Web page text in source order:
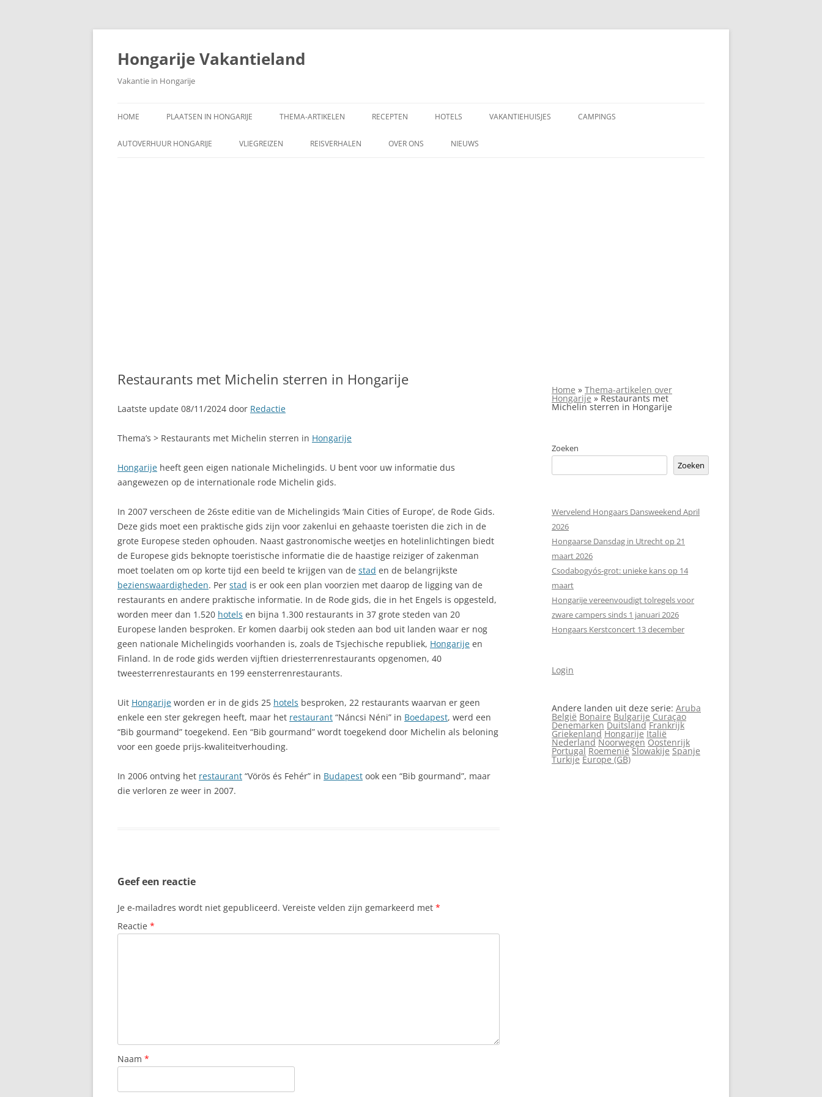
Ga
inhoud
Hongarije Vakantieland
Vakantie in Hongarije
HOME PLAATSEN IN HONGARIJE THEMA-ARTIKELEN RECEPTEN HOTELS VAKANTIEHUISJES CAMPINGS
AUTOVERHUUR HONGARIJE VLIEGREIZEN REISVERHALEN OVER ONS NIEUWS
Restaurants met Michelin sterren in Hongarije
Laatste update 08/11/2024 door Redactie
Thema’s > Restaurants met Michelin sterren in Hongarije
Hongarije heeft geen eigen nationale Michelingids. U bent voor uw informatie dus
aangewezen op de internationale rode Michelin gids.
In 2007 verscheen de 26ste editie van de Michelingids ‘Main Cities of Europe’, de Rode Gids.
Deze gids moet een praktische gids zijn voor zakenlui en gehaaste toeristen die zich in de
grote Europese steden ophouden. Naast gastronomische weetjes en hotelinlichtingen biedt
de Europese gids beknopte toeristische informatie die de haastige reiziger of zakenman
moet toelaten om op korte tijd een beeld te krijgen van de stad en de belangrijkste
bezienswaardigheden. Per stad is er ook een plan voorzien met daarop de ligging van de
restaurants en andere praktische informatie. In de Rode gids, die in het Engels is opgesteld,
worden meer dan 1.520 hotels en bijna 1.300 restaurants in 37 grote steden van 20
Europese landen besproken. Er komen daarbij ook steden aan bod uit landen waar er nog
geen nationale Michelingids voorhanden is, zoals de Tsjechische republiek, Hongarije en
Finland. In de rode gids werden vijftien driesterrenrestaurants opgenomen, 40
tweesterrenrestaurants en 199 eensterrenrestaurants.
Uit Hongarije worden er in de gids 25 hotels besproken, 22 restaurants waarvan er geen
enkele een ster gekregen heeft, maar het restaurant “Náncsi Néni” in Boedapest, werd een
“Bib gourmand” toegekend. Een “Bib gourmand” wordt toegekend door Michelin als beloning
voor een goede prijs-kwaliteitverhouding.
In 2006 ontving het restaurant “Vörös és Fehér” in Budapest ook een “Bib gourmand”, maar
die verloren ze weer in 2007.
Geef een reactie
Je e-mailadres wordt niet gepubliceerd. Vereiste velden zijn gemarkeerd met *
Reactie *
Naam *
Home » Thema-artikelen over
Hongarije »Restaurants met
Michelin sterren in Hongarije
Zoeken
Zoeken
Wervelend Hongaars Dansweekend April
2026
Hongaarse Dansdag in Utrecht op 21
maart 2026
Csodabogyós‑grot: unieke kans op 14
maart
Hongarije vereenvoudigt tolregels voor
zware campers sinds 1 januari 2026
Hongaars Kerstconcert 13 december
Login
Andere landen uit deze serie: Aruba
België Bonaire Bulgarije Curaçao
Denemarken Duitsland Frankrijk
Griekenland Hongarije Italië
Nederland Noorwegen Oostenrijk
Portugal Roemenië Slowakije Spanje
Turkije Europe (GB)